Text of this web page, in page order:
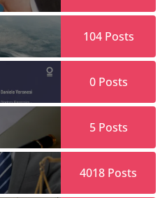
104Posts
0Posts
5Posts
4018 Posts